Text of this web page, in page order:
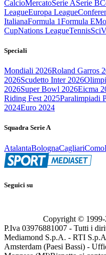
CalcioMercatoSerie ASerie B
LeagueEuropa League
ItalianaFormula 1Formula E
CupNations LeagueTennisSci
Speciali
Mondiali 2026Roland Garros
2026Scudetto Inter 2026
2026Super Bowl 2026Eicma
Riding Fest 2025Paralimpiadi
2024Euro 2024
Squadra Serie A
AtalantaBolognaCagliariComo
Seguici su
Copyright © 1999-
P.Iva 03976881007 - Tutti i
Mediamond S.p.A. - RTI
Amsterdam (Paesi Bassi) -